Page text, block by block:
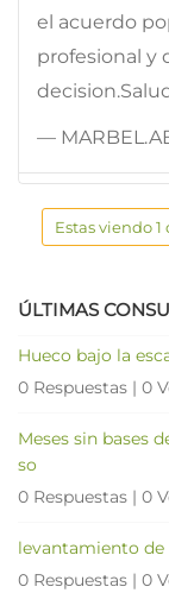
el acuerdo
profesional y
—
Estas viendo 1
ÚLTIMAS
Hueco bajo la
0 Respuestas | 0
Meses sin bases
so
0 Respuestas | 0
levantamiento
0 Respuestas | 0